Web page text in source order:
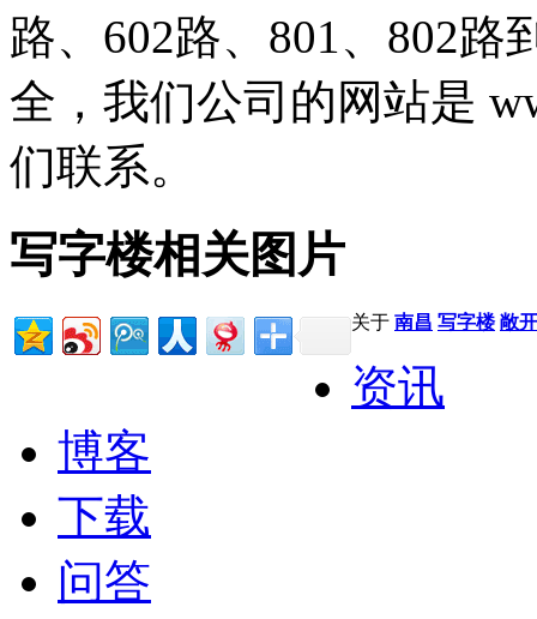
路、602路、801、802
全，我们公司的网站是
们联系。
写字楼相关图片
关于 南昌 写字楼 敞
资讯
博客
下载
问答